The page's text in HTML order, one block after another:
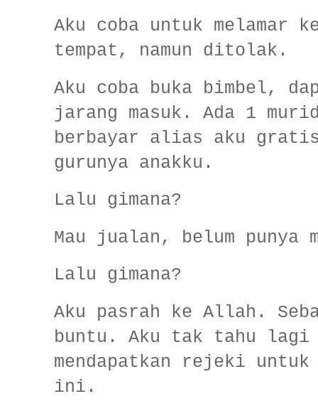
Aku coba untuk melamar
tempat, namun ditolak.
Aku coba buka bimbel,
jarang masuk. Ada 1
berbayar alias aku
gurunya anakku.
Lalu gimana?
Mau jualan, belum punya
Lalu gimana?
Aku pasrah ke Allah.
buntu. Aku tak tahu lagi
mendapatkan rejeki untuk
ini.